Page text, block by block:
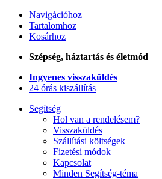
Navigációhoz
Tartalomhoz
Kosárhoz
Szépség, háztartás és életmód
Ingyenes visszaküldés
24 órás kiszállítás
Segítség
Hol van a rendelésem?
Visszaküldés
Szállítási költségek
Fizetési módok
Kapcsolat
Minden Segítség-téma